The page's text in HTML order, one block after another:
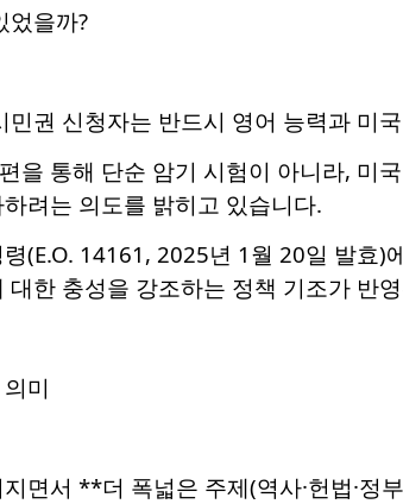
었을까?
민권 신청자는 반드시 영어 능력과 미
을 통해 단순 암기 시험이 아니라, 미
려는 의도를 밝히고 있습니다.
(E.O. 14161, 2025년 1월 20일 발효)
대한 충성을 강조하는 정책 기조가 반
미
면서 **더 폭넓은 주제(역사·헌법·정